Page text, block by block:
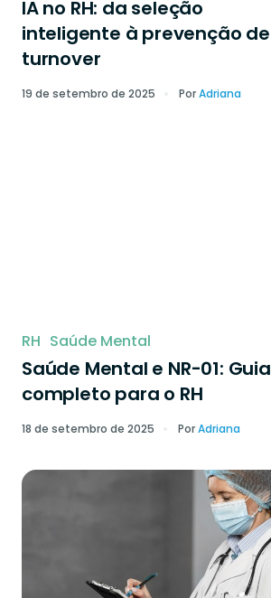
IA no RH: da seleção
inteligente à prevenção de
turnover
19 de setembro de 2025 PorAdriana
RH Saúde Mental
Saúde Mental e NR-01: Guia
completo para o RH
18 de setembro de 2025 PorAdriana